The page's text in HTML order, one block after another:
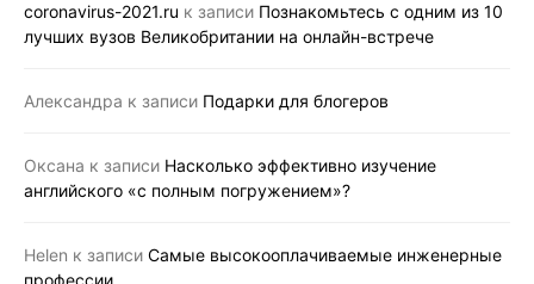
coronavirus-2021.ru к записи Познакомьтесь с одним из 10
лучших вузов Великобритании на онлайн-встрече
Александра к записи Подарки для блогеров
Оксана к записи Насколько эффективно изучение
английского «с полным погружением»?
Helen к записи Самые высокооплачиваемые инженерные